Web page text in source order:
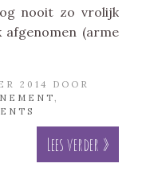
nooit zo vrolijk
afgenomen (arme
2014 DOOR
,
Lees verder »